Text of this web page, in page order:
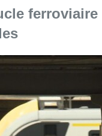
ferroviaire